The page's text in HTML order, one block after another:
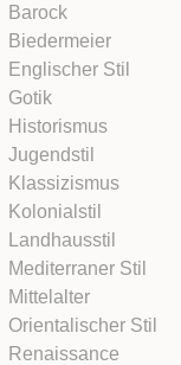
Barock
Biedermeier
Englischer Stil
Gotik
Historismus
Jugendstil
Klassizismus
Kolonialstil
Landhausstil
Mediterraner Stil
Mittelalter
Orientalischer Stil
Renaissance